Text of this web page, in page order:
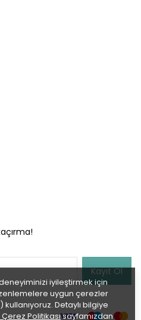
iyileştirmek için
uygun çerezler
Detaylı bilgiye
Politikasısayfamızdan
Kayıt Ol